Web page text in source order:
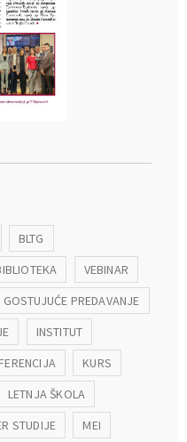
BLTG
VEBINAR
GOSTUJUĆE PREDAVANJE
INSTITUT
KURS
LETNJA ŠKOLA
STUDIJE
MEI